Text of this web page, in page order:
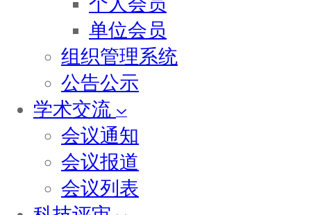
单位会员
组织管理系统
公告公示
学术交流
会议通知
会议报道
会议列表